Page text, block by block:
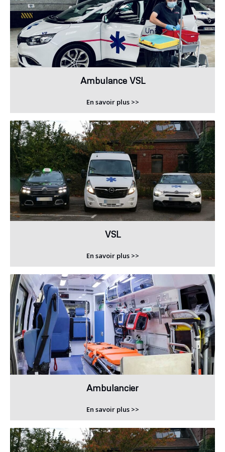
Ambulance VSL
En savoir plus >>
VSL
En savoir plus >>
Ambulancier
En savoir plus >>